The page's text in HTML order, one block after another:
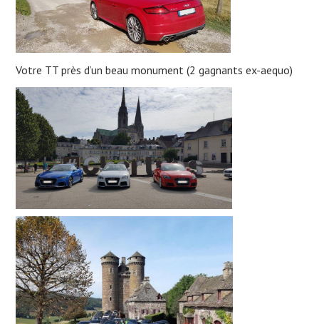
Votre TT près d’un beau monument (2 gagnants ex-aequo)